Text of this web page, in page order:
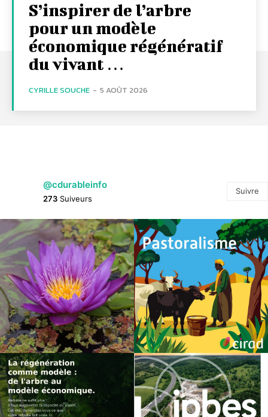
S’inspirer de l’arbre
pour un modèle
économique régénératif
du vivant …
CYRILLE SOUCHE - 5 AOÛT 2026
@cdurableinfo
273 Suiveurs
Suivre